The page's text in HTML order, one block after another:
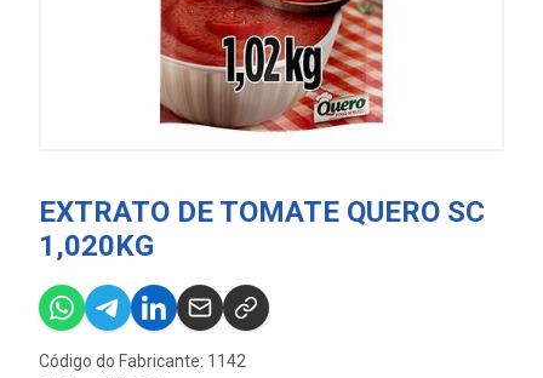
EXTRATO DE TOMATE QUERO SC
1,020KG
Código do Fabricante: 1142